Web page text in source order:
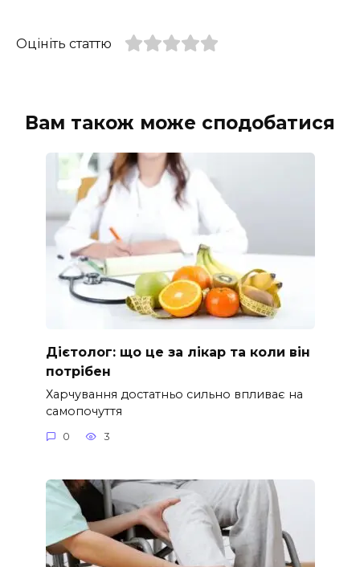
Оцініть статтю
Вам також може сподобатися
Дієтолог: що це за лікар та коли він
потрібен
Харчування достатньо сильно впливає на
самопочуття
0 3